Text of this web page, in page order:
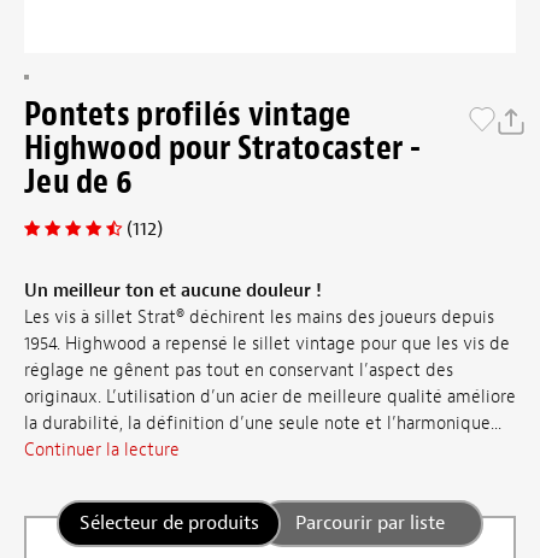
Pontets profilés vintage
Highwood pour Stratocaster -
Jeu de 6
(112)
Un meilleur ton et aucune douleur !
Les vis à sillet Strat® déchirent les mains des joueurs depuis
1954. Highwood a repensé le sillet vintage pour que les vis de
réglage ne gênent pas tout en conservant l’aspect des
originaux. L’utilisation d’un acier de meilleure qualité améliore
la durabilité, la définition d’une seule note et l’harmonique...
Continuer la lecture
Sélecteur de produits Parcourir par liste